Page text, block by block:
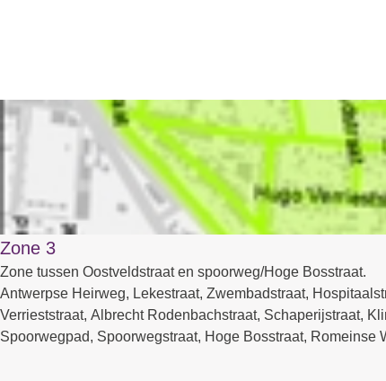
Zone 3
Zone tussen Oostveldstraat en spoorweg/Hoge Bosstraat.
Antwerpse Heirweg, Lekestraat, Zwembadstraat,
Verrieststraat, Albrecht Rodenbachstraat, Schaperijstraat,
Spoorwegpad, Spoorwegstraat, Hoge Bosstraat,